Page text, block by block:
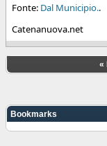
Fonte: Dal Municipio..
Catenanuova.net
«
Bookmarks